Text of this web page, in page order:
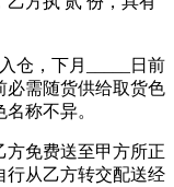
，下月_____日前
必需随货供给取货色
称不异。
免费送至甲方所正
行从乙方转交配送经